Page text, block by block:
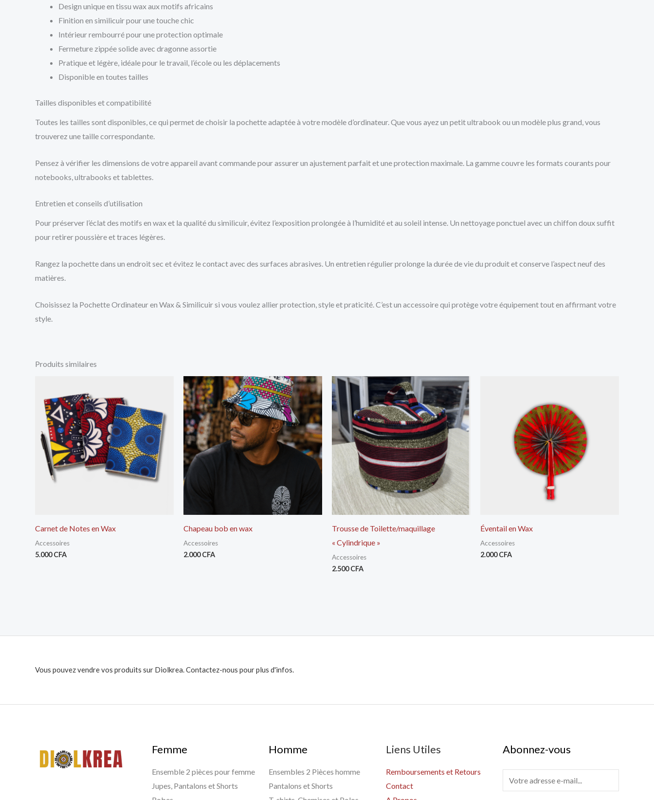
Design unique en tissu wax aux motifs africains
Finition en similicuir pour une touche chic
Intérieur rembourré pour une protection optimale
Fermeture zippée solide avec dragonne assortie
Pratique et légère, idéale pour le travail, l’école ou les déplacements
Disponible en toutes tailles
Tailles disponibles et compatibilité
Toutes les tailles sont disponibles, ce qui permet de choisir la pochette adaptée à votre modèle d’ordinateur. Que vous ayez un petit ultrabook ou un modèle plus grand, vous
trouverez une taille correspondante.
Pensez à vérifier les dimensions de votre appareil avant commande pour assurer un ajustement parfait et une protection maximale. La gamme couvre les formats courants pour
notebooks, ultrabooks et tablettes.
Entretien et conseils d’utilisation
Pour préserver l’éclat des motifs en wax et la qualité du similicuir, évitez l’exposition prolongée à l’humidité et au soleil intense. Un nettoyage ponctuel avec un chiffon doux suffit
pour retirer poussière et traces légères.
Rangez la pochette dans un endroit sec et évitez le contact avec des surfaces abrasives. Un entretien régulier prolonge la durée de vie du produit et conserve l’aspect neuf des
matières.
Choisissez la Pochette Ordinateur en Wax & Similicuir si vous voulez allier protection, style et praticité. C’est un accessoire qui protège votre équipement tout en affirmant votre
style.
Produits similaires
Carnet de Notes en Wax
Accessoires
5.000CFA
Chapeau bob en wax
Accessoires
2.000CFA
Trousse de Toilette/maquillage
« Cylindrique »
Accessoires
2.500CFA
Éventail en Wax
Accessoires
2.000CFA
Vous pouvez vendre vos produits sur Diolkrea. Contactez-nous pour plus d'infos.
Femme
Ensemble 2 pièces pour femme
Jupes, Pantalons et Shorts
Homme
Ensembles 2 Pièces homme
Pantalons et Shorts
Liens Utiles
Remboursements et Retours
Contact
Abonnez-vous
m